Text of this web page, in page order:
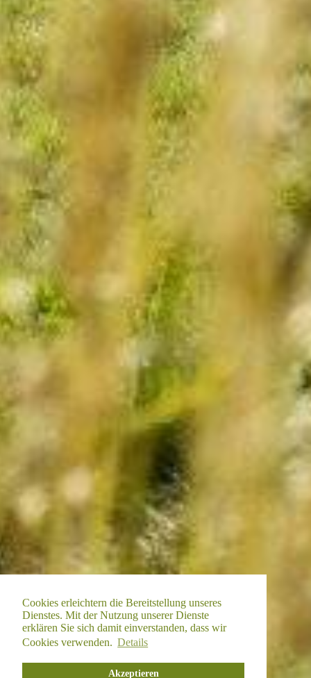
Cookies erleichtern die Bereitstellung unseres
Dienstes. Mit der Nutzung unserer Dienste
erklären Sie sich damit einverstanden, dass wir
Cookies verwenden. Details
Akzeptieren